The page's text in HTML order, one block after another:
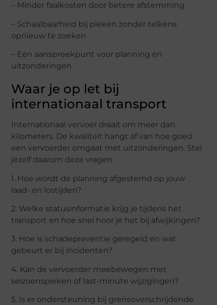
– Minder faalkosten door betere afstemming
– Schaalbaarheid bij pieken zonder telkens
opnieuw te zoeken
– Eén aanspreekpunt voor planning en
uitzonderingen
Waar je op let bij
internationaal transport
Internationaal vervoer draait om meer dan
kilometers. De kwaliteit hangt af van hoe goed
een vervoerder omgaat met uitzonderingen. Stel
jezelf daarom deze vragen:
1. Hoe wordt de planning afgestemd op jouw
laad- en lostijden?
2. Welke statusinformatie krijg je tijdens het
transport en hoe snel hoor je het bij afwijkingen?
3. Hoe is schadepreventie geregeld en wat
gebeurt er bij incidenten?
4. Kan de vervoerder meebewegen met
seizoenspieken of last-minute wijzigingen?
5. Is er ondersteuning bij grensoverschrijdende